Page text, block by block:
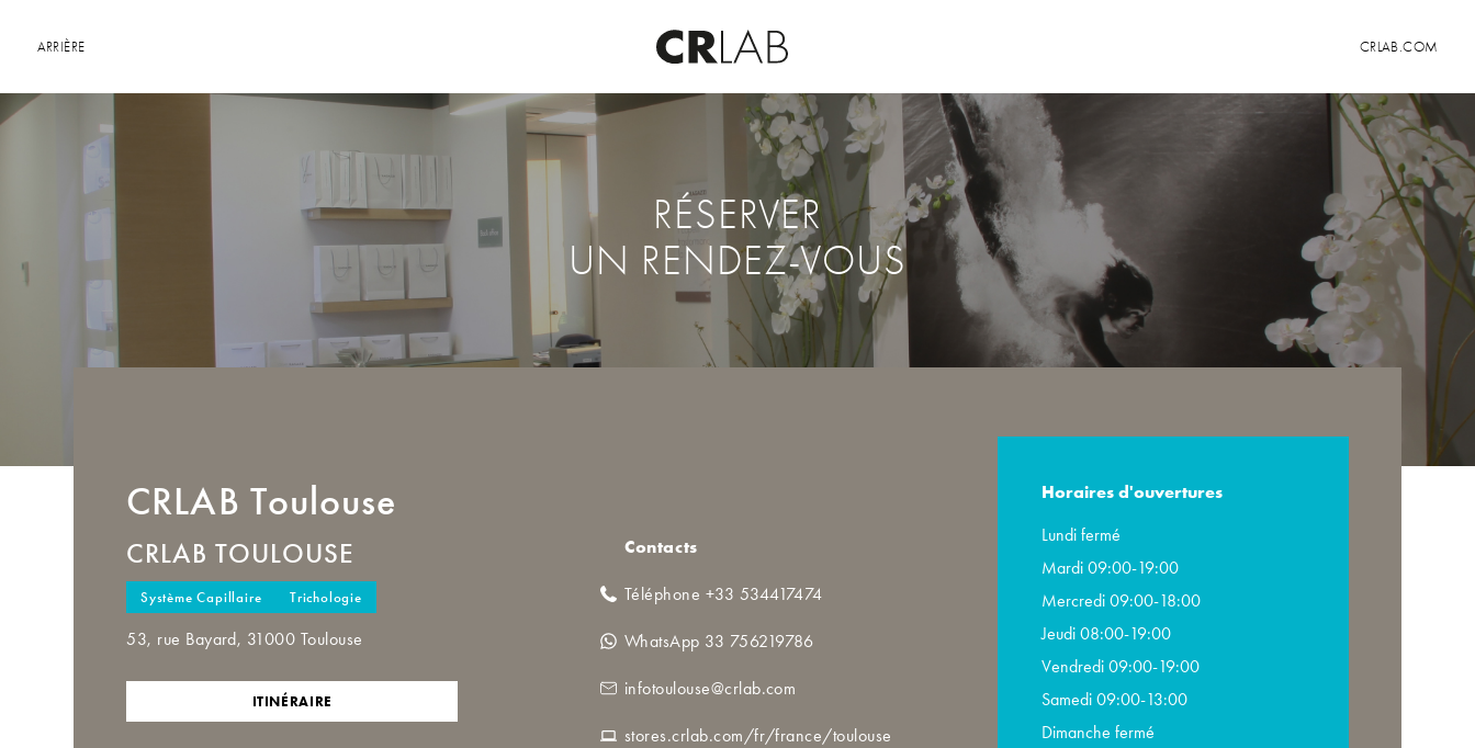
ARRIÈRE CRLAB.COM
RÉSERVER
UN RENDEZ-VOUS
CRLAB Toulouse
CRLAB TOULOUSE
Système Capillaire Trichologie
53, rue Bayard, 31000 Toulouse
ITINÉRAIRE
Contacts
Téléphone +33 534417474
WhatsApp 33 756219786
infotoulouse@crlab.com
stores.crlab.com/fr/france/toulouse
Horaires d'ouvertures
Lundi fermé
Mardi 09:00-19:00
Mercredi 09:00-18:00
Jeudi 08:00-19:00
Vendredi 09:00-19:00
Samedi 09:00-13:00
Dimanche fermé